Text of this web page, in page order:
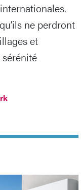
ne perdront
et